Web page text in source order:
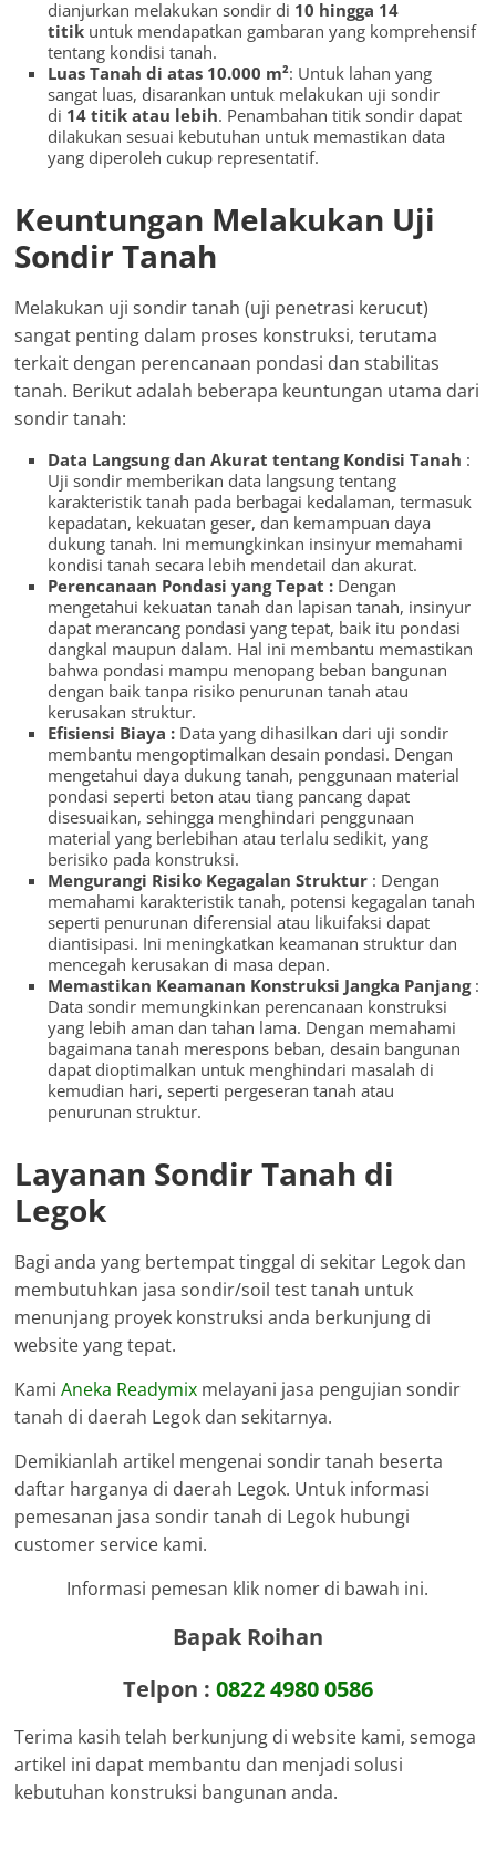
dianjurkan melakukan sondir di 10 hingga 14
titik untuk mendapatkan gambaran yang komprehensif
tentang kondisi tanah.
Luas Tanah di atas 10.000 m²: Untuk lahan yang
sangat luas, disarankan untuk melakukan uji sondir
di 14 titik atau lebih. Penambahan titik sondir dapat
dilakukan sesuai kebutuhan untuk memastikan data
yang diperoleh cukup representatif.
Keuntungan Melakukan Uji
Sondir Tanah
Melakukan uji sondir tanah (uji penetrasi kerucut)
sangat penting dalam proses konstruksi, terutama
terkait dengan perencanaan pondasi dan stabilitas
tanah. Berikut adalah beberapa keuntungan utama dari
sondir tanah:
Data Langsung dan Akurat tentang Kondisi Tanah :
Uji sondir memberikan data langsung tentang
karakteristik tanah pada berbagai kedalaman, termasuk
kepadatan, kekuatan geser, dan kemampuan daya
dukung tanah. Ini memungkinkan insinyur memahami
kondisi tanah secara lebih mendetail dan akurat.
Perencanaan Pondasi yang Tepat : Dengan
mengetahui kekuatan tanah dan lapisan tanah, insinyur
dapat merancang pondasi yang tepat, baik itu pondasi
dangkal maupun dalam. Hal ini membantu memastikan
bahwa pondasi mampu menopang beban bangunan
dengan baik tanpa risiko penurunan tanah atau
kerusakan struktur.
Efisiensi Biaya : Data yang dihasilkan dari uji sondir
membantu mengoptimalkan desain pondasi. Dengan
mengetahui daya dukung tanah, penggunaan material
pondasi seperti beton atau tiang pancang dapat
disesuaikan, sehingga menghindari penggunaan
material yang berlebihan atau terlalu sedikit, yang
berisiko pada konstruksi.
Mengurangi Risiko Kegagalan Struktur : Dengan
memahami karakteristik tanah, potensi kegagalan tanah
seperti penurunan diferensial atau likuifaksi dapat
diantisipasi. Ini meningkatkan keamanan struktur dan
mencegah kerusakan di masa depan.
Memastikan Keamanan Konstruksi Jangka Panjang:
Data sondir memungkinkan perencanaan konstruksi
yang lebih aman dan tahan lama. Dengan memahami
bagaimana tanah merespons beban, desain bangunan
dapat dioptimalkan untuk menghindari masalah di
kemudian hari, seperti pergeseran tanah atau
penurunan struktur.
Layanan Sondir Tanah di
Legok
Bagi anda yang bertempat tinggal di sekitar Legok dan
membutuhkan jasa sondir/soil test tanah untuk
menunjang proyek konstruksi anda berkunjung di
website yang tepat.
KamiAneka Readymix melayani jasa pengujian sondir
tanah di daerah Legok dan sekitarnya.
Demikianlah artikel mengenai sondir tanah beserta
daftar harganya di daerah Legok. Untuk informasi
pemesanan jasa sondir tanah di Legok hubungi
customer service kami.
Informasi pemesan klik nomer di bawah ini.
Bapak Roihan
Telpon : 0822 4980 0586
Terima kasih telah berkunjung di website kami, semoga
artikel ini dapat membantu dan menjadi solusi
kebutuhan konstruksi bangunan anda.